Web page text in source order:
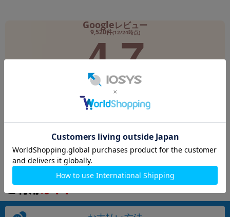
Googleレビュー
9,520件(12/24時点)
4.7
満足度 4.7！実際のレビューを見る
各項目のチェックボックスは「or検索」となります。
ただし機能別のみ「and検索」となります。